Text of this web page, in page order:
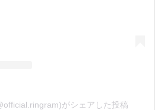
がシェアした投稿